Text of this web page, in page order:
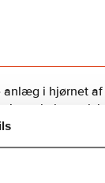
i hjørnet
nogle har
os for god
– her